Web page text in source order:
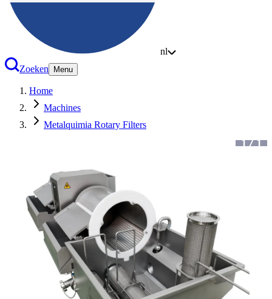
nl
Zoeken
Menu
Home
Machines
Metalquimia Rotary Filters
1/1